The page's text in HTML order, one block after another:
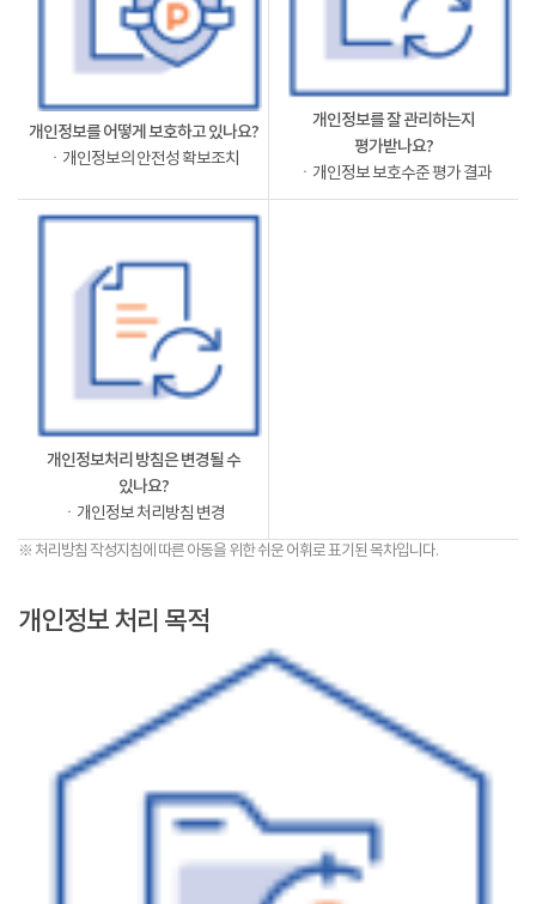
개인정보를 어떻게 보호하고 있나요?
ㆍ개인정보의 안전성 확보조치
개인정보를 잘 관리하는지
평가받나요?
ㆍ개인정보 보호수준 평가 결과
개인정보처리 방침은 변경될 수
있나요?
ㆍ개인정보 처리방침 변경
※ 처리방침 작성지침에 따른 아동을 위한 쉬운 어휘로 표기된 목차입니다.
개인정보 처리 목적